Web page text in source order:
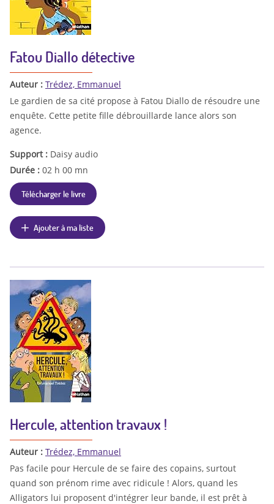
Fatou Diallo détective
Auteur : Trédez, Emmanuel
Le gardien de sa cité propose à Fatou Diallo de résoudre une
enquête. Cette petite fille débrouillarde lance alors son
agence.
Support : Daisy audio
Durée : 02 h 00 mn
Télécharger le livre
Ajouter à ma liste
Hercule, attention travaux !
Auteur : Trédez, Emmanuel
Pas facile pour Hercule de se faire des copains, surtout
quand son prénom rime avec ridicule ! Alors, quand les
Alligators lui proposent d'intégrer leur bande, il est prêt à